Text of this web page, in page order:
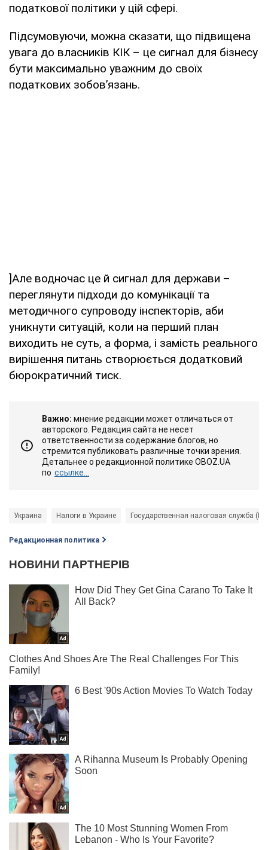
податкової політики у цій сфері.
Підсумовуючи, можна сказати, що підвищена
увага до власників КІК – це сигнал для бізнесу
бути максимально уважним до своїх
податкових зобов’язань.
]Але водночас це й сигнал для держави –
переглянути підходи до комунікації та
методичного супроводу інспекторів, аби
уникнути ситуацій, коли на перший план
виходить не суть, а форма, і замість реального
вирішення питань створюється додатковий
бюрократичний тиск.
Важно: мнение редакции может отличаться от
авторского. Редакция сайта не несет
ответственности за содержание блогов, но
стремится публиковать различные точки зрения.
Детальнее о редакционной политике OBOZ.UA
по ссылке...
Украина Налоги в Украине Государственная налоговая служба
Редакционная политика